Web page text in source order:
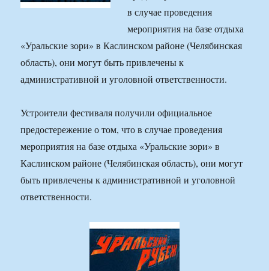
в случае проведения
мероприятия на базе отдыха
«Уральские зори» в Каслинском районе (Челябинская
область), они могут быть привлечены к
административной и уголовной ответственности.
Устроители фестиваля получили официальное
предостережение о том, что в случае проведения
мероприятия на базе отдыха «Уральские зори» в
Каслинском районе (Челябинская область), они могут
быть привлечены к административной и уголовной
ответственности.